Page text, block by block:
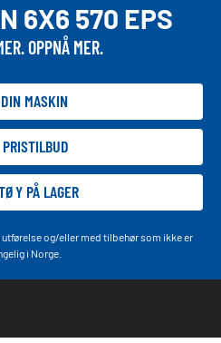
6X6 570 EPS
OPPNÅ MER.
DIN MASKIN
PÅ LAGER
og/eller med tilbehør som ikke er
i Norge.